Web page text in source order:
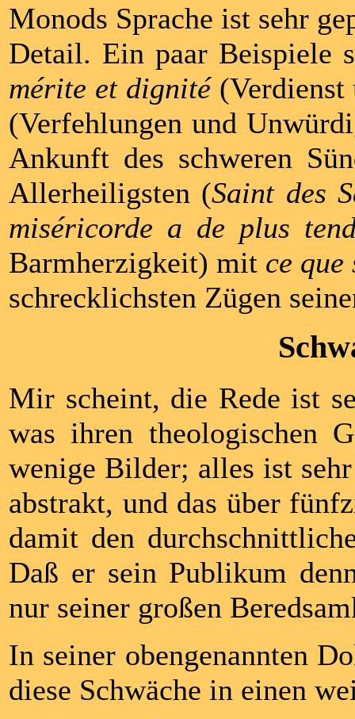
Monods Sprache ist sehr
Detail. Ein paar Beispiele
mérite et dignité(Verdienst
(Verfehlungen und
Ankunft des schweren
Allerheiligsten (Saint des
miséricorde a de plus
Barmherzigkeit) mit ce
schrecklichsten Zügen
Mir scheint, die Rede ist
was ihren theologischen
wenige Bilder; alles ist
abstrakt, und das über
damit den
Daß er sein Publikum
nur seiner großen
In seiner obengenannten
diese Schwäche in einen